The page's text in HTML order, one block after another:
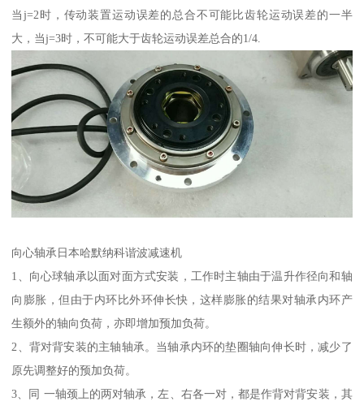
当j=2时，传动装置运动误差的总合不可能比齿轮运动误差的一半
大，当j=3时，不可能大于齿轮运动误差总合的1/4.
向心轴承日本哈默纳科谐波减速机
1、向心球轴承以面对面方式安装，工作时主轴由于温升作径向和轴
向膨胀，但由于内环比外环伸长快，这样膨胀的结果对轴承内环产
生额外的轴向负荷，亦即增加预加负荷。
2、背对背安装的主轴轴承。当轴承内环的垫圈轴向伸长时，减少了
原先调整好的预加负荷。
3、同 一轴颈上的两对轴承，左、右各一对，都是作背对背安装，其